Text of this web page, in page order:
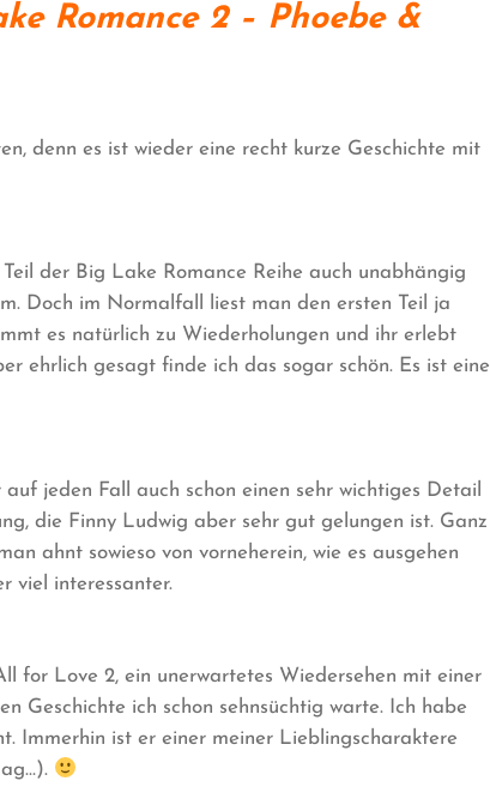
Romance 2 – Phoebe &
denn es ist wieder eine recht kurze Geschichte mit
der Big Lake Romance Reihe auch unabhängig
Doch im Normalfall liest man den ersten Teil ja
es natürlich zu Wiederholungen und ihr erlebt
ehrlich gesagt finde ich das sogar schön. Es ist eine
jeden Fall auch schon einen sehr wichtiges Detail
die Finny Ludwig aber sehr gut gelungen ist. Ganz
ahnt sowieso von vorneherein, wie es ausgehen
viel interessanter.
for Love 2, ein unerwartetes Wiedersehen mit einer
Geschichte ich schon sehnsüchtig warte. Ich habe
Immerhin ist er einer meiner Lieblingscharaktere